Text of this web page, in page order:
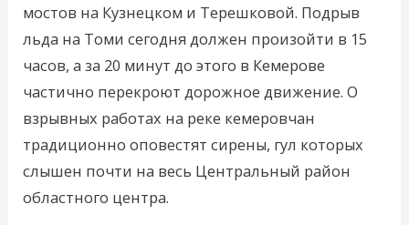
мостов на Кузнецком и Терешковой. Подрыв
льда на Томи сегодня должен произойти в 15
часов, а за 20 минут до этого в Кемерове
частично перекроют дорожное движение. О
взрывных работах на реке кемеровчан
традиционно оповестят сирены, гул которых
слышен почти на весь Центральный район
областного центра.